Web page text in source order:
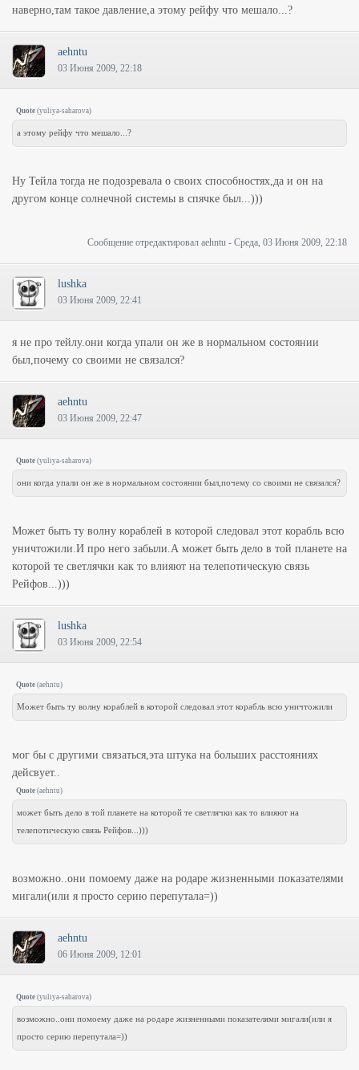
наверно,там такое давление,а этому рейфу что мешало...?
aehntu
03 Июня 2009, 22:18
Quote (yuliya-saharova)
а этому рейфу что мешало...?
Ну Тейла тогда не подозревала о своих способностях,да и он на
другом конце солнечной системы в спячке был...)))
Сообщение отредактировал aehntu - Среда, 03 Июня 2009, 22:18
lushka
03 Июня 2009, 22:41
я не про тейлу.они когда упали он же в нормальном состоянии
был,почему со своими не связался?
aehntu
03 Июня 2009, 22:47
Quote (yuliya-saharova)
они когда упали он же в нормальном состоянии был,почему со своими не связался?
Может быть ту волну кораблей в которой следовал этот корабль всю
уничтожили.И про него забыли.А может быть дело в той планете на
которой те светлячки как то влияют на телепотическую связь
Рейфов...)))
lushka
03 Июня 2009, 22:54
Quote (aehntu)
Может быть ту волну кораблей в которой следовал этот корабль всю уничтожили
мог бы с другими связаться,эта штука на больших расстояниях
дейсвует..
Quote (aehntu)
может быть дело в той планете на которой те светлячки как то влияют на
телепотическую связь Рейфов...)))
возможно..они помоему даже на родаре жизненными показателями
мигали(или я просто серию перепутала=))
aehntu
06 Июня 2009, 12:01
Quote (yuliya-saharova)
возможно..они помоему даже на родаре жизненными показателями мигали(или я
просто серию перепутала=))